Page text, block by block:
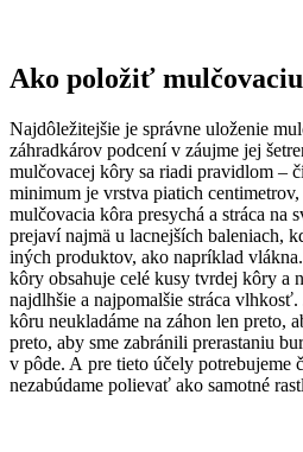
Ako položiť
Najdôležitejšie je správne uloženie
záhradkárov podcení v záujme jej
mulčovacej kôry sa riadi pravidlom –
minimum je vrstva piatich
mulčovacia kôra presychá a stráca na
prejaví najmä u lacnejších baleniach,
iných produktov, ako napríklad
kôry obsahuje celé kusy tvrdej kôry a
najdlhšie a najpomalšie stráca
kôru neukladáme na záhon len preto,
preto, aby sme zabránili prerastaniu
v pôde. A pre tieto účely potrebujeme
nezabúdame polievať ako samotné